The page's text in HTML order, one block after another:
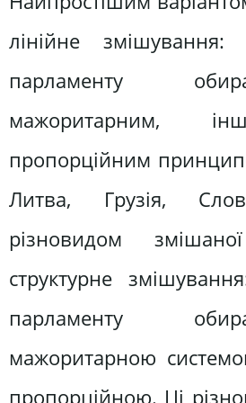
лінійне
парламенту
пропорційним
Литва, Грузія,
різновидом
структурне
парламенту
мажоритарною
пропорційною. Ці